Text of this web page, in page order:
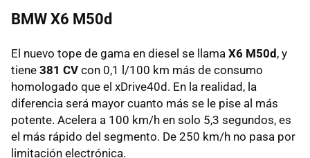
BMW X6 M50d
El nuevo tope de gama en diesel se llama X6 M50d, y
tiene 381 CV con 0,1 l/100 km más de consumo
homologado que el xDrive40d. En la realidad, la
diferencia será mayor cuanto más se le pise al más
potente. Acelera a 100 km/h en solo 5,3 segundos, es
el más rápido del segmento. De 250 km/h no pasa por
limitación electrónica.